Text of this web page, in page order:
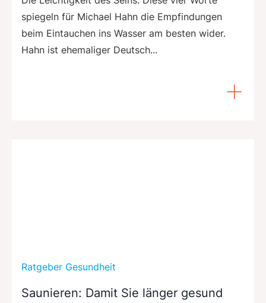
spiegeln für Michael Hahn die Empfindungen
beim Eintauchen ins Wasser am besten wider.
Hahn ist ehemaliger Deutsch...
Ratgeber Gesundheit
Saunieren: Damit Sie länger gesund